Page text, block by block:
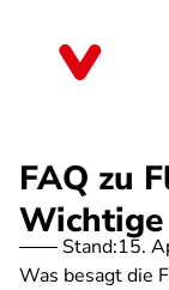
FAQ zu
Stand:15.
Was besagt die